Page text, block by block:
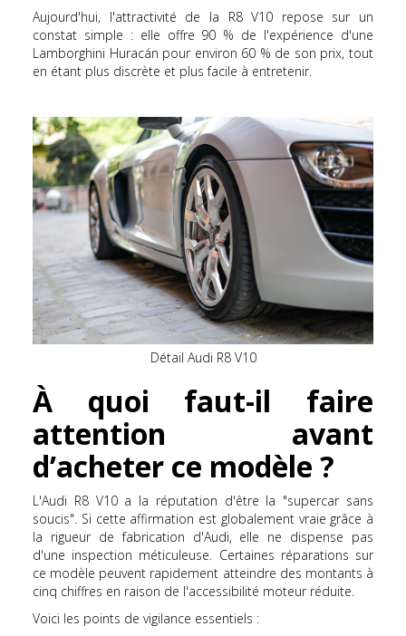
Aujourd'hui, l'attractivité de la R8 V10 repose sur un
constat simple : elle offre 90 % de l'expérience d'une
Lamborghini Huracán pour environ 60 % de son prix, tout
en étant plus discrète et plus facile à entretenir.
Détail Audi R8 V10
À quoi faut-il faire
attention avant
d’acheter ce modèle ?
L'Audi R8 V10 a la réputation d'être la "supercar sans
soucis". Si cette affirmation est globalement vraie grâce à
la rigueur de fabrication d'Audi, elle ne dispense pas
d'une inspection méticuleuse. Certaines réparations sur
ce modèle peuvent rapidement atteindre des montants à
cinq chiffres en raison de l'accessibilité moteur réduite.
Voici les points de vigilance essentiels :